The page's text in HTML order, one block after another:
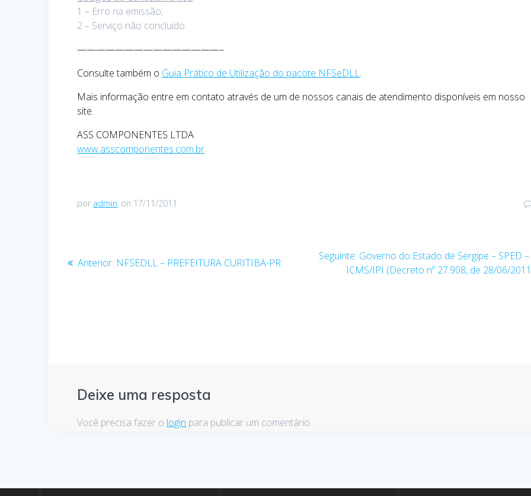
1 – Erro na emissão;
2 – Serviço não concluído.
———————————————–
Consulte também o Guia Prático de Utilização do pacote NFSeDLL.
Mais informação entre em contato através de um de nossos canais de atendimento disponíveis em nosso
site.
ASS COMPONENTES LTDA
www.asscomponentes.com.br
por admin on 17/11/2011
Navegação
Anterior: Post
NFSEDLL – PREFEITURA CURITIBA-PR
Seguinte: Post
seguinte:
Governo do Estado de Sergipe – SPED
ICMS/IPI (Decreto nº 27.908, de 28/06/
Deixe uma resposta
Você precisa fazer o login para publicar um comentário.